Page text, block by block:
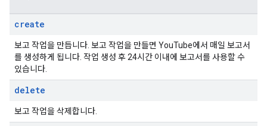
create
보고 작업을 만듭니다. 보고 작업을 만들면 YouTube에서 매일 보고서
를 생성하게 됩니다. 작업 생성 후 24시간 이내에 보고서를 사용할 수
있습니다.
delete
보고 작업을 삭제합니다.